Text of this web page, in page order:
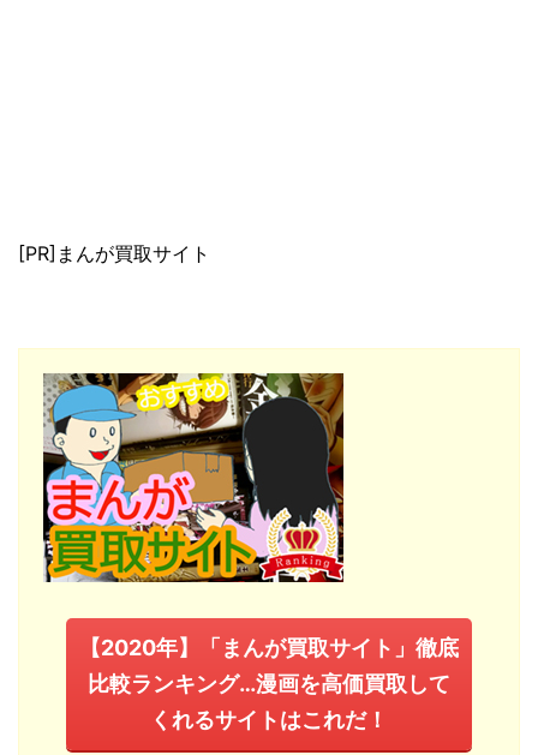
[PR]まんが買取サイト
【2020年】「まんが買取サイト」徹底
比較ランキング…漫画を高価買取して
くれるサイトはこれだ！